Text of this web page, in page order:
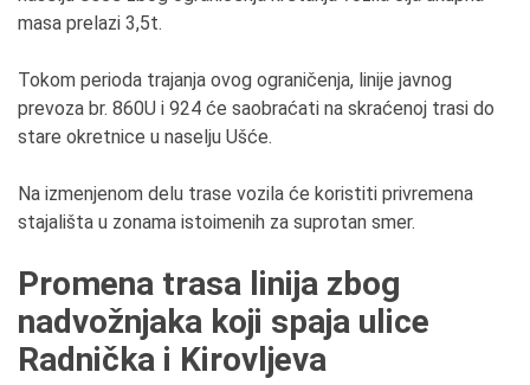
masa prelazi 3,5t.
Tokom perioda trajanja ovog ograničenja, linije javnog
prevoza br. 860U i 924 će saobraćati na skraćenoj trasi do
stare okretnice u naselju Ušće.
Na izmenjenom delu trase vozila će koristiti privremena
stajališta u zonama istoimenih za suprotan smer.
Promena trasa linija zbog
nadvožnjaka koji spaja ulice
Radnička i Kirovljeva